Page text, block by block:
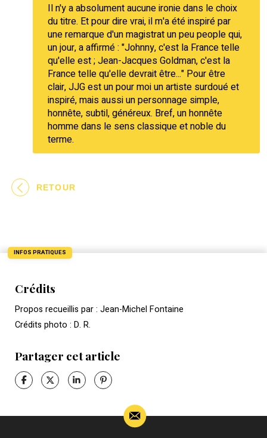
Il n'y a absolument aucune ironie dans le choix
du titre. Et pour dire vrai, il m'a été inspiré par
une remarque d'un magistrat un peu people qui,
un jour, a affirmé : "Johnny, c'est la France telle
qu'elle est ; Jean-Jacques Goldman, c'est la
France telle qu'elle devrait être..." Pour être
clair, JJG est un pour moi un artiste surdoué et
inspiré, mais aussi un personnage simple,
honnête, subtil, généreux. Bref, un honnête
homme dans le sens classique et noble du
terme.
RETOUR
INFOS PRATIQUES
Crédits
Propos recueillis par : Jean-Michel Fontaine
Crédits photo : D. R.
Partager cet article